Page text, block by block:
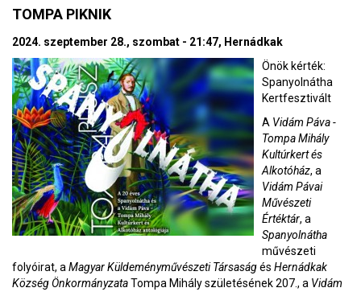
TOMPA PIKNIK
2024. szeptember 28., szombat - 21:47, Hernádkak
Önök kérték:
Spanyolnátha
Kertfesztivált
A Vidám Páva -
Tompa Mihály
Kultúrkert és
Alkotóház, a
Vidám Pávai
Művészeti
Értéktár, a
Spanyolnátha
művészeti
folyóirat, aMagyar Küldeményművészeti Társaságés Hernádkak
Község ÖnkormányzataTompa Mihály születésének 207., a Vidám